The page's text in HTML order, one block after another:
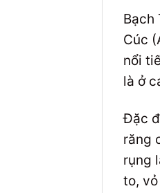
Bạch
Cúc
nổi
là ở
Đặc
răng
rụng
to,